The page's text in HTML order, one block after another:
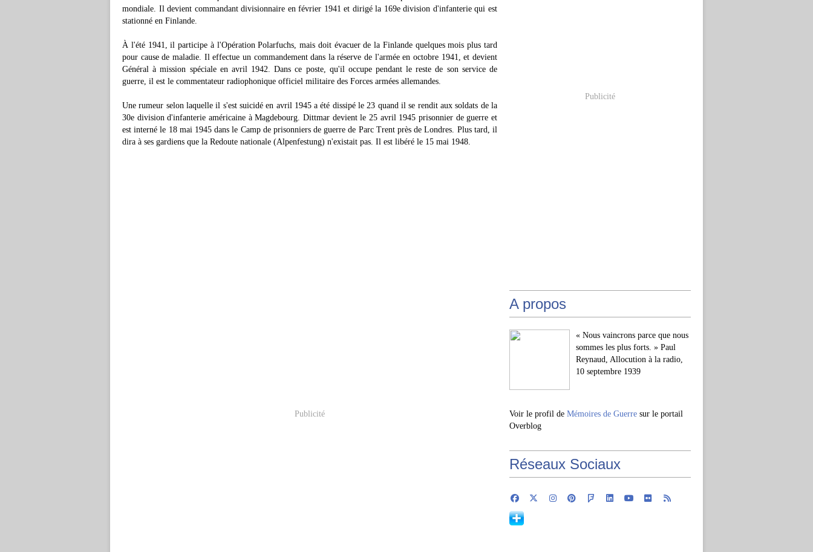
mondiale. Il devient commandant divisionnaire en février 1941 et dirigé la 169e division d'infanterie qui est
stationné en Finlande.
À l'été 1941, il participe à l'Opération Polarfuchs, mais doit évacuer de la Finlande quelques mois plus tard
pour cause de maladie. Il effectue un commandement dans la réserve de l'armée en octobre 1941, et devient
Général à mission spéciale en avril 1942. Dans ce poste, qu'il occupe pendant le reste de son service de
guerre, il est le commentateur radiophonique officiel militaire des Forces armées allemandes.
Une rumeur selon laquelle il s'est suicidé en avril 1945 a été dissipé le 23 quand il se rendit aux soldats de la
30e division d'infanterie américaine à Magdebourg. Dittmar devient le 25 avril 1945 prisonnier de guerre et
est interné le 18 mai 1945 dans le Camp de prisonniers de guerre de Parc Trent près de Londres. Plus tard, il
dira à ses gardiens que la Redoute nationale (Alpenfestung) n'existait pas. Il est libéré le 15 mai 1948.
Publicité
Publicité
A propos
« Nous vaincrons parce que nous
sommes les plus forts. » Paul
Reynaud, Allocution à la radio,
10 septembre 1939
Voir le profil de Mémoires de Guerre sur le portail
Overblog
Réseaux Sociaux